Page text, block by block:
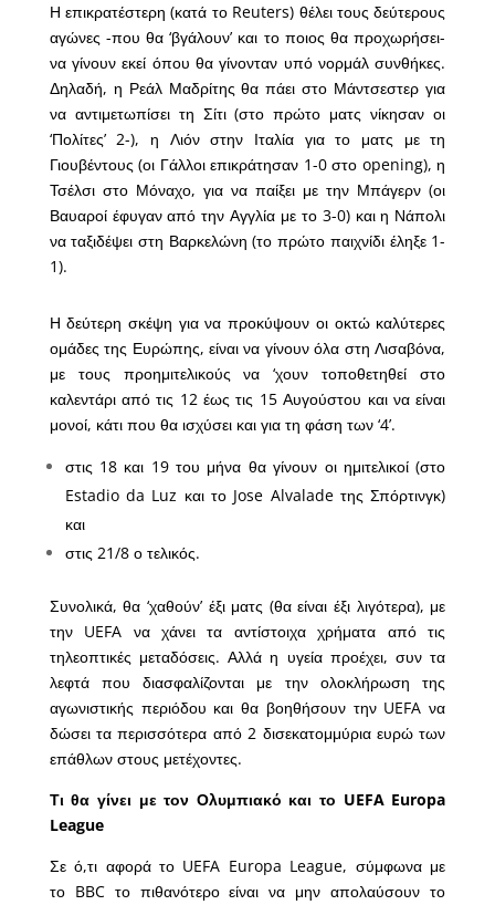
Η επικρατέστερη (κατά το Reuters) θέλει τους δεύτερους
αγώνες -που θα ‘βγάλουν’ και το ποιος θα προχωρήσει-
να γίνουν εκεί όπου θα γίνονταν υπό νορμάλ συνθήκες.
Δηλαδή, η Ρεάλ Μαδρίτης θα πάει στο Μάντσεστερ για
να αντιμετωπίσει τη Σίτι (στο πρώτο ματς νίκησαν οι
‘Πολίτες’ 2-), η Λιόν στην Ιταλία για το ματς με τη
Γιουβέντους (οι Γάλλοι επικράτησαν 1-0 στο opening), η
Τσέλσι στο Μόναχο, για να παίξει με την Μπάγερν (οι
Βαυαροί έφυγαν από την Αγγλία με το 3-0) και η Νάπολι
να ταξιδέψει στη Βαρκελώνη (το πρώτο παιχνίδι έληξε 1-
1).
Η δεύτερη σκέψη για να προκύψουν οι οκτώ καλύτερες
ομάδες της Ευρώπης, είναι να γίνουν όλα στη Λισαβόνα,
με τους προημιτελικούς να ‘χουν τοποθετηθεί στο
καλεντάρι από τις 12 έως τις 15 Αυγούστου και να είναι
μονοί, κάτι που θα ισχύσει και για τη φάση των ‘4’.
στις 18 και 19 του μήνα θα γίνουν οι ημιτελικοί (στο
Estadio da Luz και το Jose Alvalade της Σπόρτινγκ)
και
στις 21/8 ο τελικός.
Συνολικά, θα ‘χαθούν’ έξι ματς (θα είναι έξι λιγότερα), με
την UEFA να χάνει τα αντίστοιχα χρήματα από τις
τηλεοπτικές μεταδόσεις. Αλλά η υγεία προέχει, συν τα
λεφτά που διασφαλίζονται με την ολοκλήρωση της
αγωνιστικής περιόδου και θα βοηθήσουν την UEFA να
δώσει τα περισσότερα από 2 δισεκατομμύρια ευρώ των
επάθλων στους μετέχοντες.
Τι θα γίνει με τον Ολυμπιακό και το UEFA Europa
League
Σε ό,τι αφορά το UEFA Europa League, σύμφωνα με
το BBC το πιθανότερο είναι να μην απολαύσουν το